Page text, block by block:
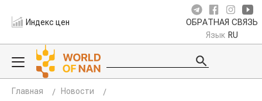
Индекс цен ОБРАТНАЯ СВЯЗЬ
Язык RU
Главная
Новости